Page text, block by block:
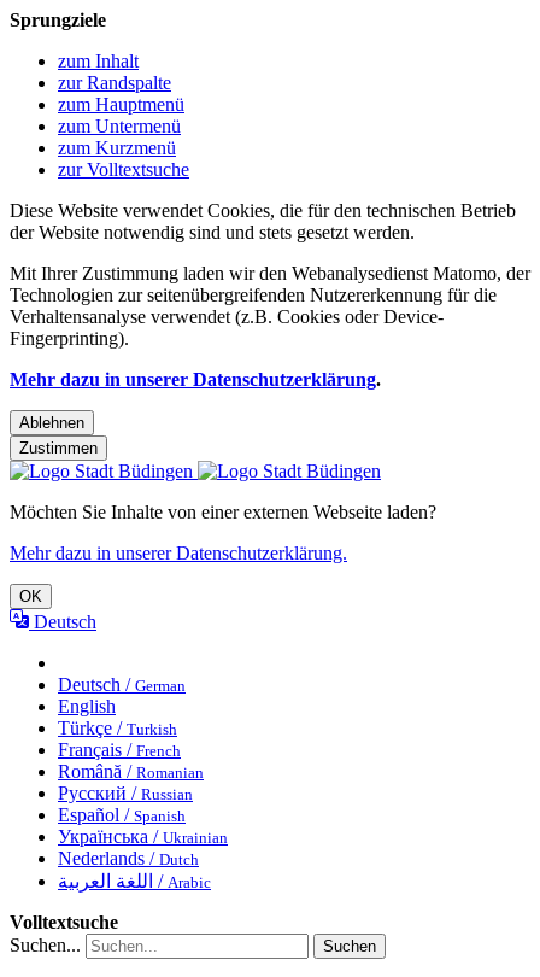
Sprungziele
zum Inhalt
zur Randspalte
zum Hauptmenü
zum Untermenü
zum Kurzmenü
zur Volltextsuche
Diese Website verwendet Cookies, die für den technischen Betrieb
der Website notwendig sind und stets gesetzt werden.
Mit Ihrer Zustimmung laden wir den Webanalysedienst Matomo, der
Technologien zur seitenübergreifenden Nutzererkennung für die
Verhaltensanalyse verwendet (z.B. Cookies oder Device-
Fingerprinting).
Mehr dazu in unserer Datenschutzerklärung.
Ablehnen
Zustimmen
Möchten Sie Inhalte von einer externen Webseite laden?
Mehr dazu in unserer Datenschutzerklärung.
OK
Deutsch
Deutsch / German
English
Türkçe / Turkish
Français / French
Română / Romanian
Русский / Russian
Español / Spanish
Українська / Ukrainian
Nederlands / Dutch
اللغة العربية / Arabic
Volltextsuche
Suchen...
Suchen